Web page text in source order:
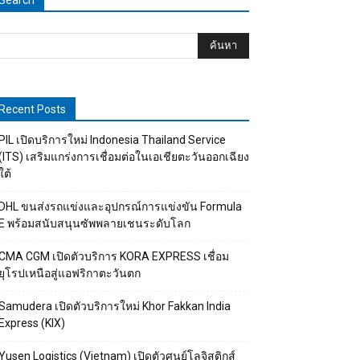
Posts
เปิดบริการใหม่ Indonesia Thailand Service
เสริมแกร่งการเชื่อมต่อในเอเชียตะวันออกเฉียง
ต้
ขนส่งรถแข่งและอุปกรณ์การแข่งขัน Formula
พร้อมสนับสนุนซัพพลายเชนระดับโลก
CGM เปิดตัวบริการ KORA EXPRESS เชื่อม
โรปเหนือสู่แอฟริกาตะวันตก
เปิดตัวบริการใหม่ Khor Fakkan India
(KIX)
Logistics (Vietnam) เปิดตัวศูนย์โลจิสติกส์